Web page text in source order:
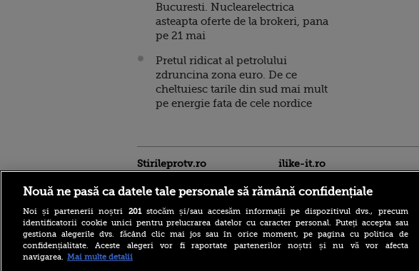
Bucuresti. Nuclearelectrica
asteapta oferte de la brokeri, pana
pe 21 mai
Pretul ridicat al petrolului
zdruncina zona euro. De ce
cheltuiesc tarile din sud mai mult
pe energie fata de cele nordice
Stirileprotv.ro ilike-it.ro
Nouă ne pasă ca datele tale personale să rămână confidențiale
Noi și partenerii noștri 201stocăm și/sau accesăm informații pe dispozitivul dvs., precum
identificatorii cookie unici pentru prelucrarea datelor cu caracter personal. Puteți accepta sau
gestiona alegerile dvs. făcând clic mai jos sau în orice moment, pe pagina cu politica de
confidențialitate. Aceste alegeri vor fi raportate partenerilor noștri și nu vă vor afecta
navigarea. Mai multe detalii